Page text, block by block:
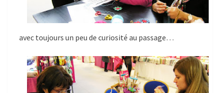
avec toujours un peu de curiosité au passage…